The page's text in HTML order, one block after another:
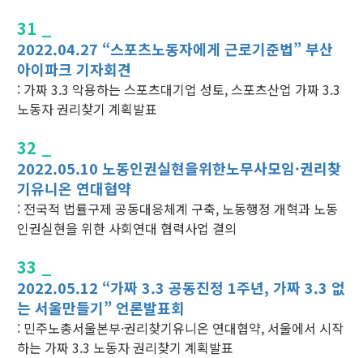
31 _
2022.04.27 “스포츠노동자에게 근로기준법” 부산
아이파크 기자회견
: 가짜 3.3 악용하는 스포츠대기업 성토, 스포츠산업 가짜 3.3
노동자 권리찾기 계획발표
32 _
2022.05.10 노동인권실현을위한노무사모임·권리찾
기유니온 연대협약
: 전국적 법률구제 공동대응체계 구축, 노동행정 개혁과 노동
인권실현을 위한 사회연대 협력사업 결의
33 _
2022.05.12 “가짜 3.3 공동진정 1주년, 가짜 3.3 없
는 서울만들기” 언론발표회
: 민주노총서울본부·권리찾기유니온 연대협약, 서울에서 시작
하는 가짜 3.3 노동자 권리찾기 계획발표